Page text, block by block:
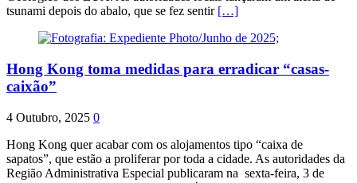
tsunami depois do abalo, que se fez sentir […]
Hong Kong toma medidas para erradicar “casas-
caixão”
4 Outubro, 2025 0
Hong Kong quer acabar com os alojamentos tipo “caixa de
sapatos”, que estão a proliferar por toda a cidade. As autoridades da
Região Administrativa Especial publicaram na sexta-feira, 3 de